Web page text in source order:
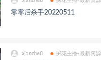
零零后杀手20220511
xianzhe8 探花主播-最新资源